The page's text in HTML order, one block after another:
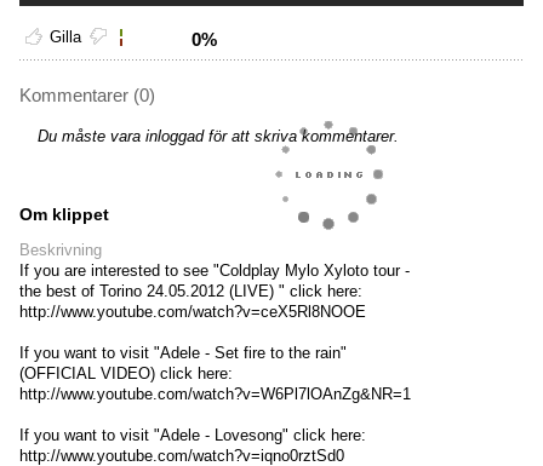
Gilla 0%
Kommentarer (0)
Du måste vara inloggad för att skriva kommentarer.
Om klippet
Beskrivning
If you are interested to see "Coldplay Mylo Xyloto tour -
the best of Torino 24.05.2012 (LIVE) " click here:
http://www.youtube.com/watch?v=ceX5Rl8NOOE
If you want to visit "Adele - Set fire to the rain"
(OFFICIAL VIDEO) click here:
http://www.youtube.com/watch?v=W6Pl7lOAnZg&NR=1
If you want to visit "Adele - Lovesong" click here:
http://www.youtube.com/watch?v=iqno0rztSd0